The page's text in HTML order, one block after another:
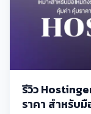
รีวิว
ราคา สำหรับมื